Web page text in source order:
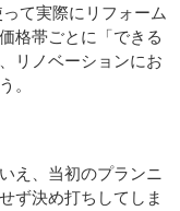
て実際にリフォーム
格帯ごとに「できる
リノベーションにお
。
え、当初のプランニ
ず決め打ちしてしま